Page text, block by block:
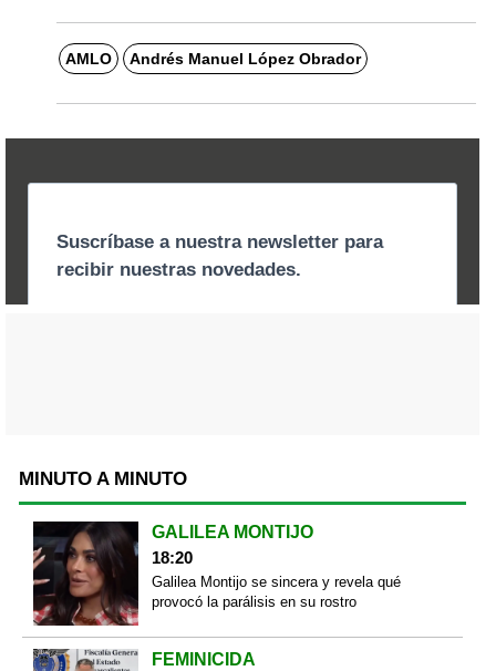
AMLO Andrés Manuel López Obrador
MINUTO A MINUTO
GALILEA MONTIJO
18:20
Galilea Montijo se sincera y revela qué
provocó la parálisis en su rostro
FEMINICIDA